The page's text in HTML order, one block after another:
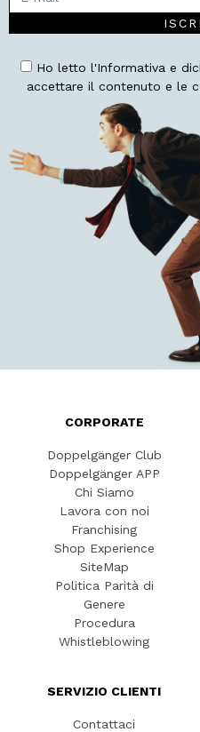
Ho letto l'Informativa e
accettare il contenuto e le
CORPORATE
Doppelgänger Club
Doppelgänger APP
Chi Siamo
Lavora con noi
Franchising
Shop Experience
SiteMap
Politica Parità di
Genere
Procedura
Whistleblowing
SERVIZIO CLIENTI
Contattaci